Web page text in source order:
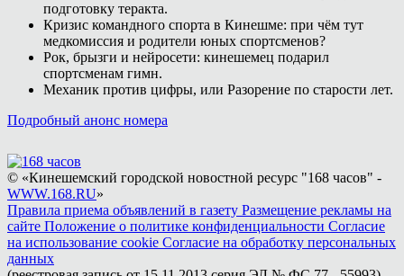
подготовку теракта.
Кризис командного спорта в Кинешме: при чём тут
медкомиссия и родители юных спортсменов?
Рок, брызги и нейросети: кинешемец подарил
спортсменам гимн.
Механик против цифры, или Разорение по старости лет.
Подробный анонс номера
© «Кинешемский городской новостной ресурс "168 часов" -
WWW.168.RU»
Правила приема объявлений в газету Размещение рекламы на
сайте Положение о политике конфиденциальности Согласие
на использование cookie Согласие на обработку персональных
данных